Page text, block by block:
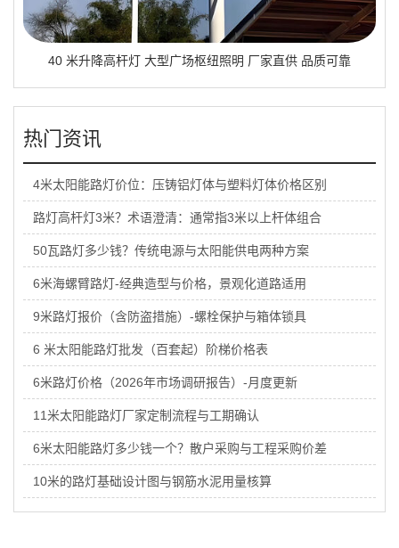
40 米升降高杆灯 大型广场枢纽照明 厂家直供 品质可靠
热门资讯
4米太阳能路灯价位：压铸铝灯体与塑料灯体价格区别
路灯高杆灯3米？术语澄清：通常指3米以上杆体组合
50瓦路灯多少钱？传统电源与太阳能供电两种方案
6米海螺臂路灯-经典造型与价格，景观化道路适用
9米路灯报价（含防盗措施）-螺栓保护与箱体锁具
6 米太阳能路灯批发（百套起）阶梯价格表
6米路灯价格（2026年市场调研报告）-月度更新
11米太阳能路灯厂家定制流程与工期确认
6米太阳能路灯多少钱一个？散户采购与工程采购价差
10米的路灯基础设计图与钢筋水泥用量核算